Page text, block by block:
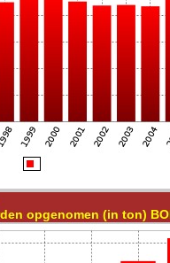
opgenomen (in ton)